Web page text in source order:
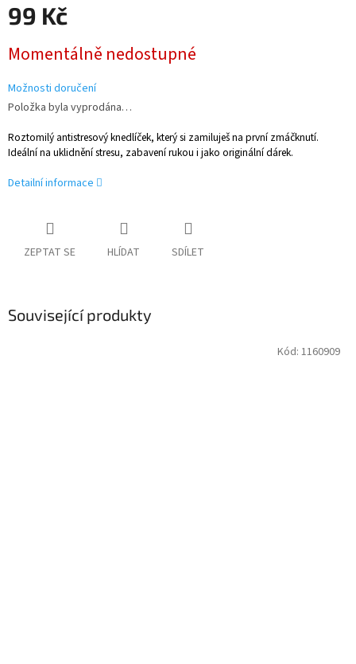
99 Kč
cena:
Momentálně nedostupné
Možnosti doručení
Položka byla vyprodána…
Roztomilý antistresový knedlíček, který si zamiluješ na první zmáčknutí.
Ideální na uklidnění stresu, zabavení rukou i jako originální dárek.
Detailní informace
ZEPTAT SE HLÍDAT SDÍLET
Související produkty
Kód: 1160909